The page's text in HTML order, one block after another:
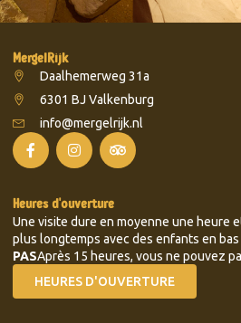
MergelRijk
Daalhemerweg 31a
6301 BJ Valkenburg
info@mergelrijk.nl
Heures d'ouverture
Une visite dure en moyenne une heure
plus longtemps avec des enfants en bas
PASAprès 15 heures, vous ne pouvez
HEURES D'OUVERTURE